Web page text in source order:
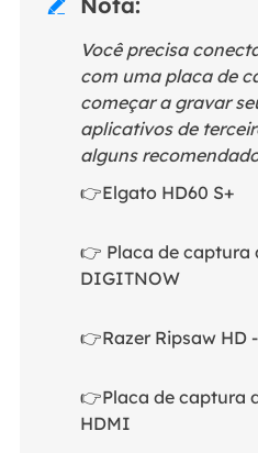

Você precisa
com uma placa de
começar a gravar
aplicativos de
alguns
👉Elgato HD60 S+
👉 Placa de captura
DIGITNOW
👉Razer Ripsaw HD
👉Placa de captura
HDMI